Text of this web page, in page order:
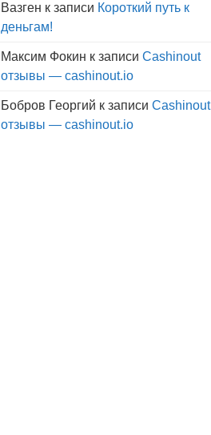
Вазген к записи Короткий путь к
деньгам!
Максим Фокин к записи Cashinout
отзывы — cashinout.io
Бобров Георгий к записи Cashinout
отзывы — cashinout.io